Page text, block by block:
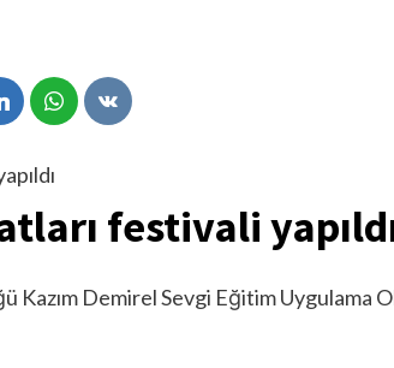
festivali
Demirel Sevgi Eğitim Uygulama